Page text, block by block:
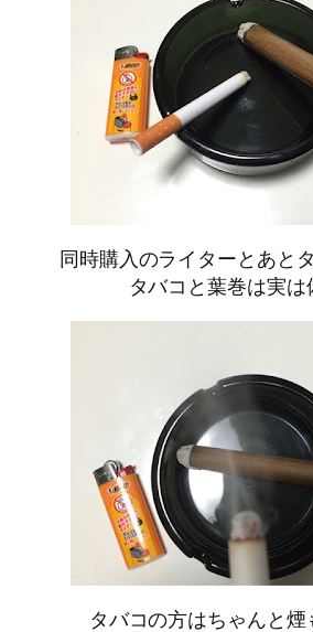
同時購入のライターとあと
タバコと葉巻は実は
タバコの方はちゃんと煙